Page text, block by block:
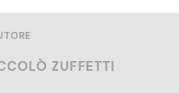
ZUFFETTI